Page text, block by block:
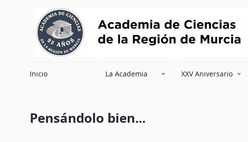
Inicio La Academia XXV Aniversario
Pensándolo bien...